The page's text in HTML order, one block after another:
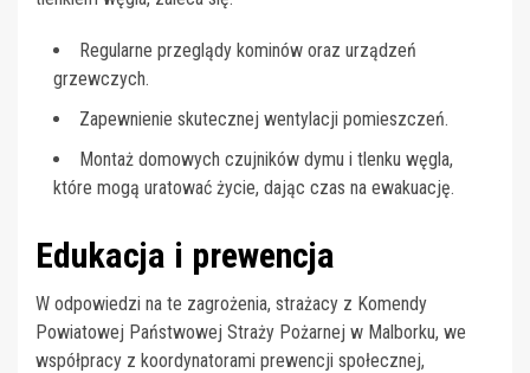
Regularne przeglądy kominów oraz urządzeń
grzewczych.
Zapewnienie skutecznej wentylacji pomieszczeń.
Montaż domowych czujników dymu i tlenku węgla,
które mogą uratować życie, dając czas na ewakuację.
Edukacja i prewencja
W odpowiedzi na te zagrożenia, strażacy z Komendy
Powiatowej Państwowej Straży Pożarnej w Malborku, we
współpracy z koordynatorami prewencji społecznej,